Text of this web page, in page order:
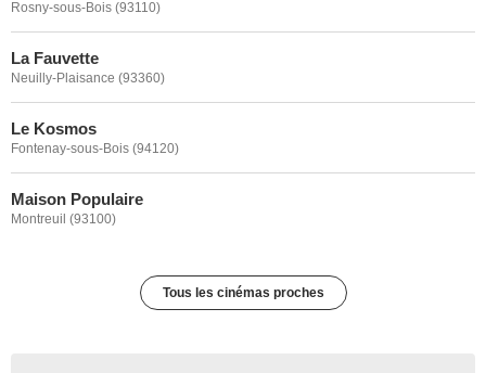
Rosny-sous-Bois (93110)
La Fauvette
Neuilly-Plaisance (93360)
Le Kosmos
Fontenay-sous-Bois (94120)
Maison Populaire
Montreuil (93100)
Tous les cinémas proches